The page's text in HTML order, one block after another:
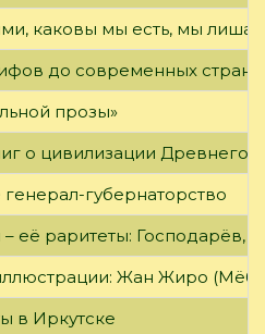
каковы мы есть, мы
до современных
прозы»
о цивилизации Древнего
губернаторство
– её раритеты:
Жан Жиро
в Иркутске